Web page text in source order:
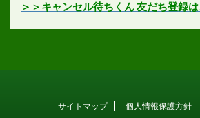
＞＞キャンセル待ちくん 友だち登録
サイトマップ 個人情報保護方針